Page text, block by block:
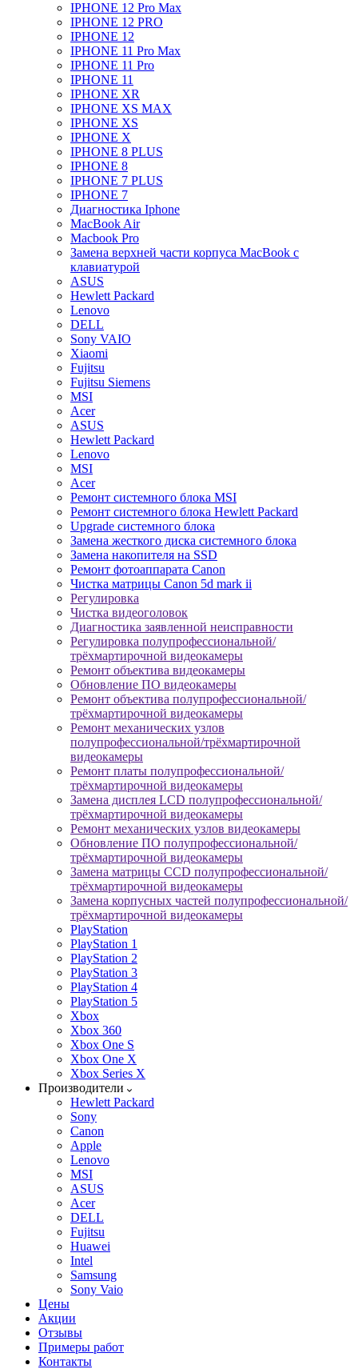
IPHONE 12 Pro Max
IPHONE 12 PRO
IPHONE 12
IPHONE 11 Pro Max
IPHONE 11 Pro
IPHONE 11
IPHONE XR
IPHONE XS MAX
IPHONE XS
IPHONE X
IPHONE 8 PLUS
IPHONE 8
IPHONE 7 PLUS
IPHONE 7
Диагностика Iphone
MacBook Air
Macbook Pro
Замена верхней части корпуса MacBook с
клавиатурой
ASUS
Hewlett Packard
Lenovo
DELL
Sony VAIO
Xiaomi
Fujitsu
Fujitsu Siemens
MSI
Acer
ASUS
Hewlett Packard
Lenovo
MSI
Acer
Ремонт системного блока MSI
Ремонт системного блока Hewlett Packard
Upgrade системного блока
Замена жесткого диска системного блока
Замена накопителя на SSD
Ремонт фотоаппарата Canon
Чистка матрицы Canon 5d mark ii
Регулировка
Чистка видеоголовок
Диагностика заявленной неисправности
Регулировка полупрофессиональной/
трёхмартирочной видеокамеры
Ремонт объектива видеокамеры
Обновление ПО видеокамеры
Ремонт объектива полупрофессиональной/
трёхмартирочной видеокамеры
Ремонт механических узлов
полупрофессиональной/трёхмартирочной
видеокамеры
Ремонт платы полупрофессиональной/
трёхмартирочной видеокамеры
Замена дисплея LCD полупрофессиональной/
трёхмартирочной видеокамеры
Ремонт механических узлов видеокамеры
Обновление ПО полупрофессиональной/
трёхмартирочной видеокамеры
Замена матрицы CCD полупрофессиональной/
трёхмартирочной видеокамеры
Замена корпусных частей полупрофессиональной/
трёхмартирочной видеокамеры
PlayStation
PlayStation 1
PlayStation 2
PlayStation 3
PlayStation 4
PlayStation 5
Xbox
Xbox 360
Xbox One S
Xbox One X
Xbox Series X
Производители
Hewlett Packard
Sony
Canon
Apple
Lenovo
MSI
ASUS
Acer
DELL
Fujitsu
Huawei
Intel
Samsung
Sony Vaio
Цены
Акции
Отзывы
Примеры работ
Контакты